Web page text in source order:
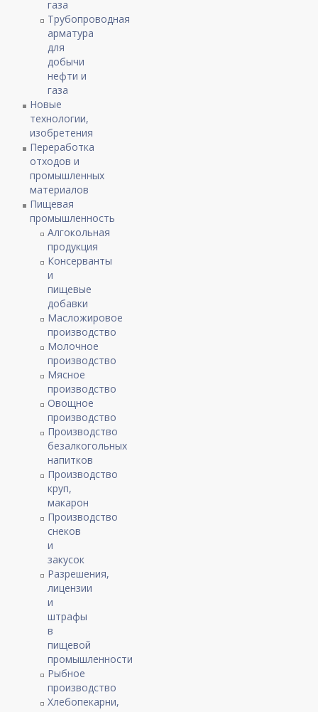
газа
Трубопроводная
арматура
для
добычи
нефти и
газа
Новые
технологии,
изобретения
Переработка
отходов и
промышленных
материалов
Пищевая
промышленность
Алгокольная
продукция
Консерванты
и
пищевые
добавки
Масложировое
производство
Молочное
производство
Мясное
производство
Овощное
производство
Производство
безалкогольных
напитков
Производство
круп,
макарон
Производство
снеков
и
закусок
Разрешения,
лицензии
и
штрафы
в
пищевой
промышленности
Рыбное
производство
Хлебопекарни,